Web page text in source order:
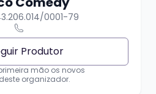
0001-79
Produtor
mão os novos
organizador.